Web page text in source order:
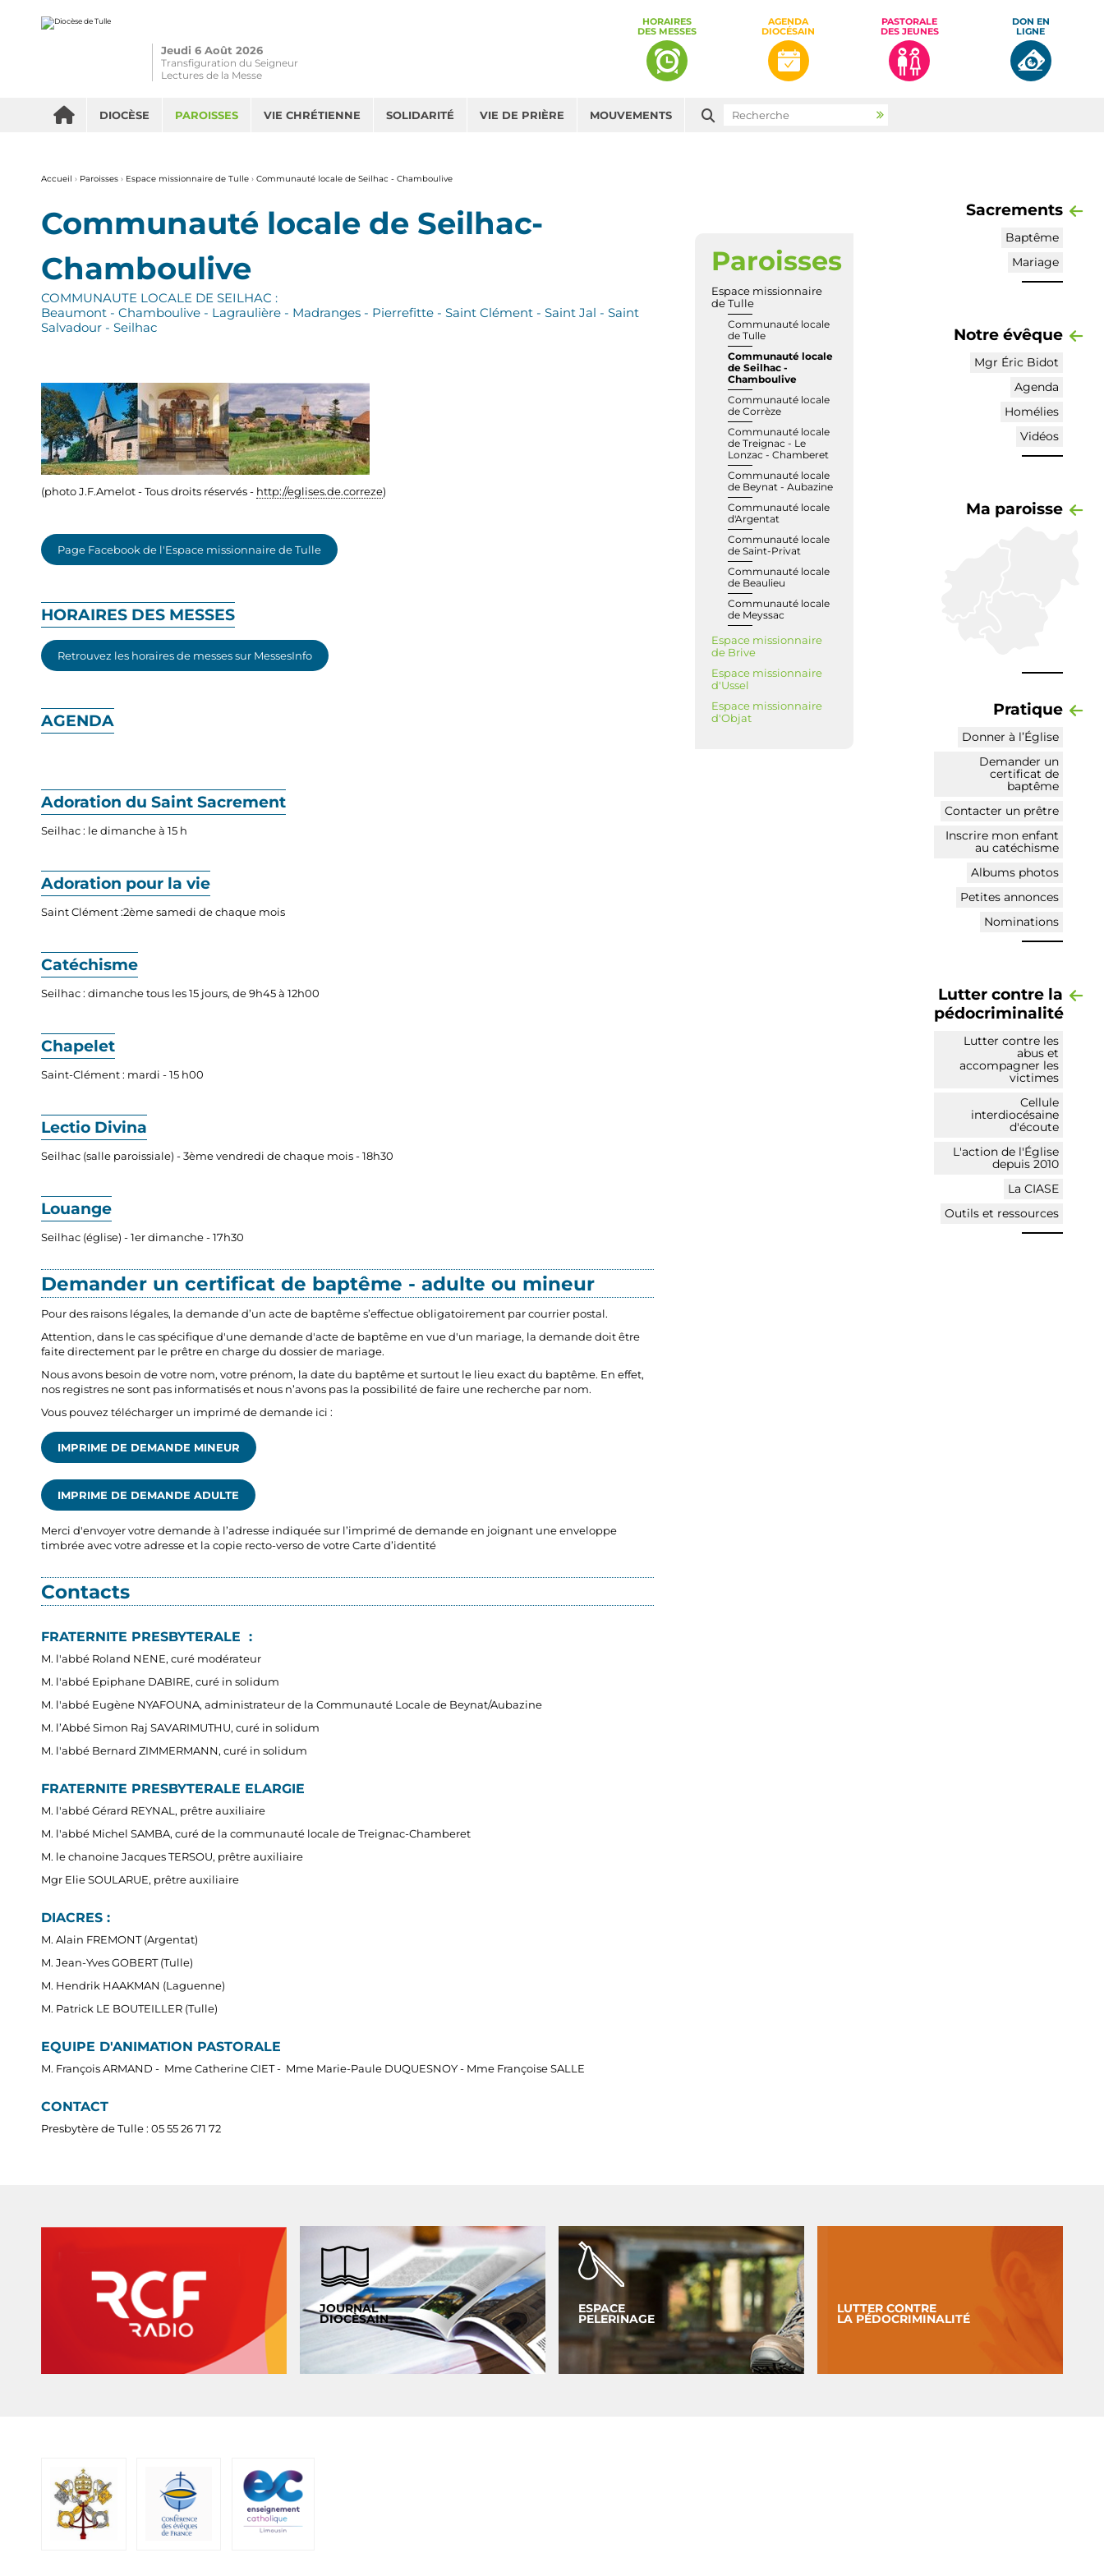
Jeudi 6 Août 2026
Transfiguration du Seigneur
Lectures de la Messe
HORAIRES
DES MESSES
AGENDA
DIOCÉSAIN
PASTORALE
DES JEUNES
DON EN
LIGNE
DIOCÈSE PAROISSES VIE CHRÉTIENNE SOLIDARITÉ VIE DE PRIÈRE MOUVEMENTS
Accueil › Paroisses › Espace missionnaire de Tulle › Communauté locale de Seilhac - Chamboulive
Communauté locale de Seilhac-
Chamboulive
COMMUNAUTE LOCALE DE SEILHAC :
Beaumont - Chamboulive - Lagraulière - Madranges - Pierrefitte - Saint Clément - Saint Jal - Saint
Salvadour - Seilhac
(photo J.F.Amelot - Tous droits réservés - http://eglises.de.correze)
Page Facebook de l'Espace missionnaire de Tulle
HORAIRES DES MESSES
Retrouvez les horaires de messes sur MessesInfo
AGENDA
Adoration du Saint Sacrement
Seilhac : le dimanche à 15 h
Adoration pour la vie
Saint Clément :2ème samedi de chaque mois
Catéchisme
Seilhac : dimanche tous les 15 jours, de 9h45 à 12h00
Chapelet
Saint-Clément : mardi - 15 h00
Lectio Divina
Seilhac (salle paroissiale) - 3ème vendredi de chaque mois - 18h30
Louange
Seilhac (église) - 1er dimanche - 17h30
Demander un certificat de baptême - adulte ou mineur
Pour des raisons légales, la demande d’un acte de baptême s’effectue obligatoirement par courrier postal.
Attention, dans le cas spécifique d'une demande d'acte de baptême en vue d'un mariage, la demande doit être
faite directement par le prêtre en charge du dossier de mariage.
Nous avons besoin de votre nom, votre prénom, la date du baptême et surtout le lieu exact du baptême. En effet,
nos registres ne sont pas informatisés et nous n’avons pas la possibilité de faire une recherche par nom.
Vous pouvez télécharger un imprimé de demande ici :
IMPRIME DE DEMANDE MINEUR
IMPRIME DE DEMANDE ADULTE
Merci d'envoyer votre demande à l’adresse indiquée sur l’imprimé de demande en joignant une enveloppe
timbrée avec votre adresse et la copie recto-verso de votre Carte d’identité
Contacts
FRATERNITE PRESBYTERALE :
M. l'abbé Roland NENE, curé modérateur
M. l'abbé Epiphane DABIRE, curé in solidum
M. l'abbé Eugène NYAFOUNA, administrateur de la Communauté Locale de Beynat/Aubazine
M. l’Abbé Simon Raj SAVARIMUTHU, curé in solidum
M. l'abbé Bernard ZIMMERMANN, curé in solidum
FRATERNITE PRESBYTERALE ELARGIE
M. l'abbé Gérard REYNAL, prêtre auxiliaire
M. l'abbé Michel SAMBA, curé de la communauté locale de Treignac-Chamberet
M. le chanoine Jacques TERSOU, prêtre auxiliaire
Mgr Elie SOULARUE, prêtre auxiliaire
DIACRES :
M. Alain FREMONT (Argentat)
M. Jean-Yves GOBERT (Tulle)
M. Hendrik HAAKMAN (Laguenne)
M. Patrick LE BOUTEILLER (Tulle)
EQUIPE D'ANIMATION PASTORALE
M. François ARMAND - Mme Catherine CIET - Mme Marie-Paule DUQUESNOY - Mme Françoise SALLE
CONTACT
Presbytère de Tulle : 05 55 26 71 72
NAVIGATION
Paroisses
Espace missionnaire
de Tulle
Communauté locale
de Tulle
Communauté locale
de Seilhac -
Chamboulive
Communauté locale
de Corrèze
Communauté locale
de Treignac - Le
Lonzac - Chamberet
Communauté locale
de Beynat - Aubazine
Communauté locale
d'Argentat
Communauté locale
de Saint-Privat
Communauté locale
de Beaulieu
Communauté locale
de Meyssac
Espace missionnaire
de Brive
Espace missionnaire
d'Ussel
Espace missionnaire
d'Objat
Sacrements
Baptême
Mariage
Notre évêque
Mgr Éric Bidot
Agenda
Homélies
Vidéos
Ma paroisse
Pratique
Donner à l’Église
Demander un
certificat de
baptême
Contacter un prêtre
Inscrire mon enfant
au catéchisme
Albums photos
Petites annonces
Nominations
Lutter contre la
pédocriminalité
Lutter contre les
abus et
accompagner les
victimes
Cellule
interdiocésaine
d'écoute
L'action de l'Église
depuis 2010
La CIASE
Outils et ressources
JOURNAL
DIOCÈSAIN
ESPACE
PELERINAGE
LUTTER CONTRE
LA PÉDOCRIMINALITÉ